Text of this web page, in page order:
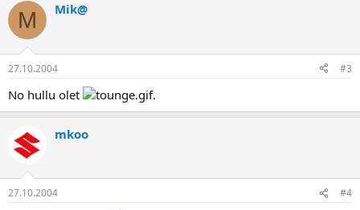
M Mik@
27.10.2004 #3
No hullu olet .
mkoo
27.10.2004 #4